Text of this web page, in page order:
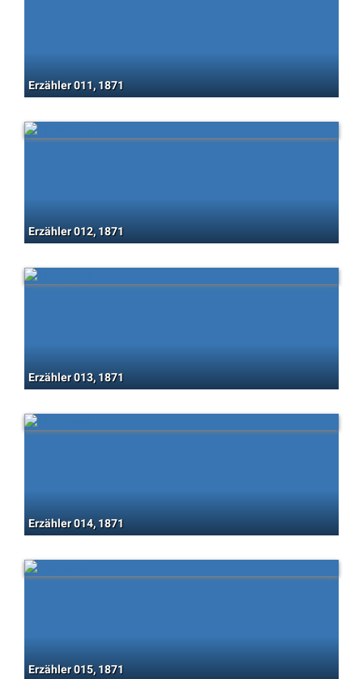
Erzähler 011, 1871
Erzähler 012, 1871
Erzähler 013, 1871
Erzähler 014, 1871
Erzähler 015, 1871